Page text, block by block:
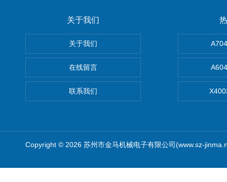
关于我们
关于我们
在线留言
联系我们
Copyright © 2026 苏州市金马机械电子有限公司(www.sz-